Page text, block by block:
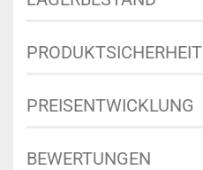
PRODUKTSICHERHEIT
PREISENTWICKLUNG
BEWERTUNGEN